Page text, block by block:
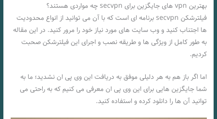
بهترین vpn های جایگزین برای secvpn چه مواردی هستند؟
فیلترشکن secvpn برنامه ای است که با آن می توانید از انواع محدودیت
ها اجتناب کنید و وب سایت های مورد نیاز خود را مرور کنید. در این مقاله
به طور کامل از ویژگی ها و طریقه نصب و اجرای این فیلترشکن صحبت
کردیم.
اما اگر باز هم به هر دلیلی موفق به دریافت این وی پی ان نشدید؛ ما به
شما جایگزین هایی برای این وی پی ان معرفی می کنیم که به راحتی می
توانید آن ها را دانلود کرده و استفاده کنید.